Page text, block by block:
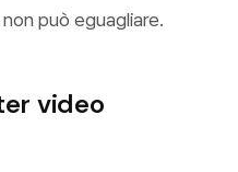
può eguagliare.
video